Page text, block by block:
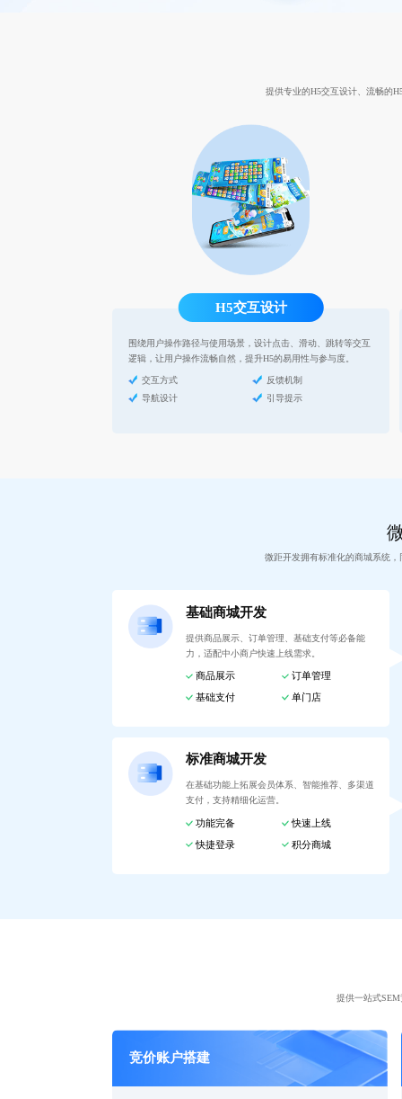
提供专业的H5交互设计、流畅的
H5交互设计
围绕用户操作路径与使用场景，设计点击、滑动、跳转等交互
逻辑，让用户操作流畅自然，提升H5的易用性与参与度。
交互方式
反馈机制
导航设计
引导提示
微距开发拥有标准化的商城系统
基础商城开发
提供商品展示、订单管理、基础支付等必备能
力，适配中小商户快速上线需求。
商品展示
订单管理
基础支付
单门店
标准商城开发
在基础功能上拓展会员体系、智能推荐、多渠道
支付，支持精细化运营。
功能完备
快速上线
快捷登录
积分商城
提供一站式
竞价账户搭建